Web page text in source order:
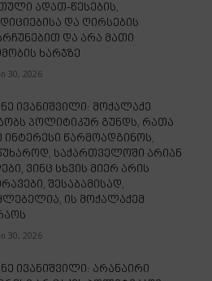
ადათ-წესების,
და ღირსების
და არა მათი
ხარჯზე
30, 2026
ივანიშვილი: მოქალაქე
პოლიტიკურ გუნდს, რათა
ინტერესი წარმოადგინოს,
საქართველოში არიან
ვინც სხვის მიერ არის
შესაბამისად,
ის მოქალაქემ
30, 2026
ივანიშვილი: არანაირი